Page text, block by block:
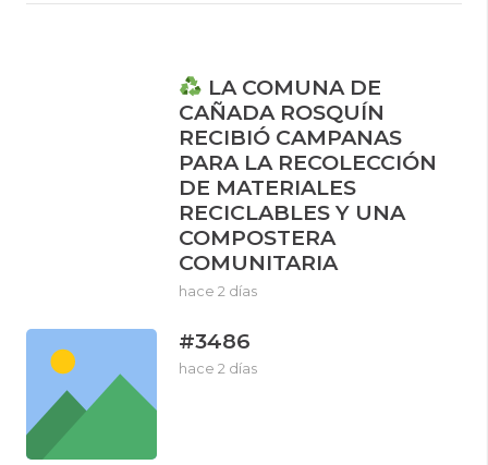
LA COMUNA DE
CAÑADA ROSQUÍN
RECIBIÓ CAMPANAS
PARA LA RECOLECCIÓN
DE MATERIALES
RECICLABLES Y UNA
COMPOSTERA
COMUNITARIA
hace 2 días
#3486
hace 2 días